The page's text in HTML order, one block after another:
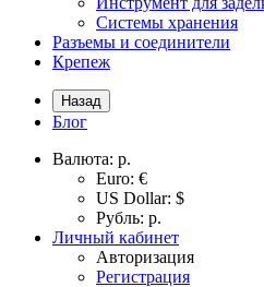
Системы хранения
Разъемы и соединители
Крепеж
Назад
Блог
Валюта: р.
Euro: €
US Dollar: $
Рубль: р.
Личный кабинет
Авторизация
Регистрация